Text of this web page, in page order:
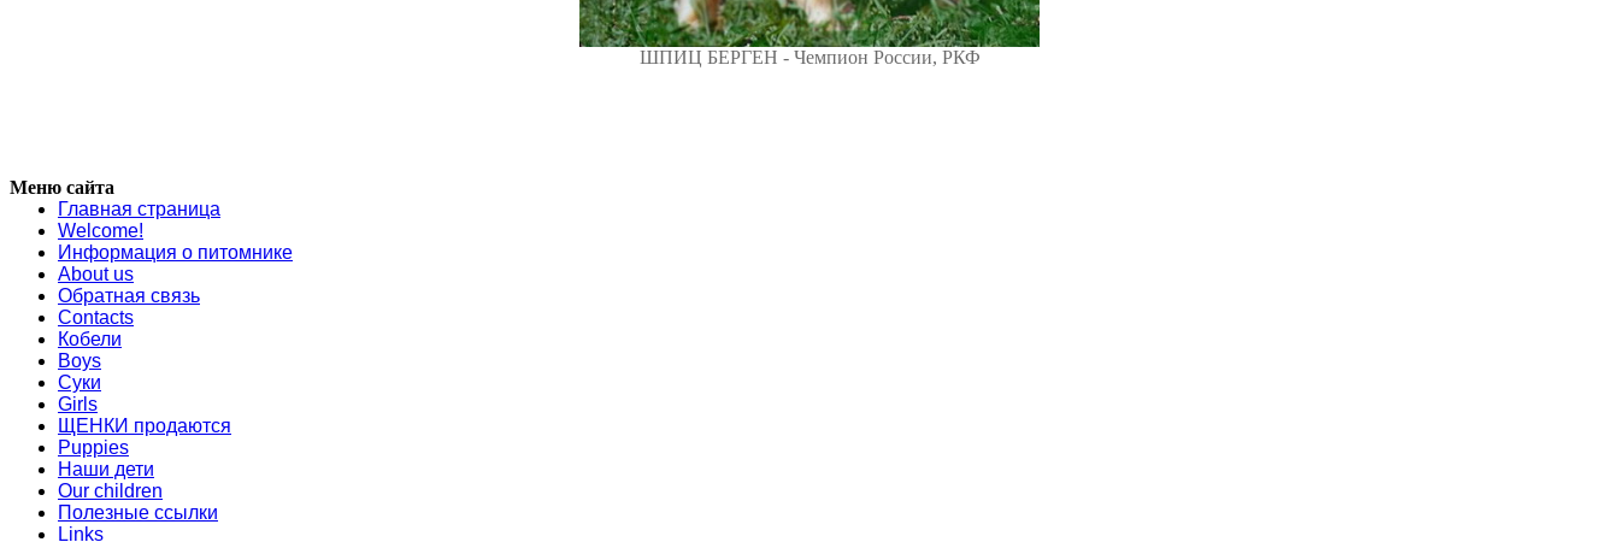
ШПИЦ БЕРГЕН - Чемпион России, РКФ
Меню сайта
Главная страница
Welcome!
Информация о питомнике
About us
Обратная связь
Contacts
Кобели
Boys
Суки
Girls
ЩЕНКИ продаются
Puppies
Наши дети
Our children
Полезные ссылки
Links